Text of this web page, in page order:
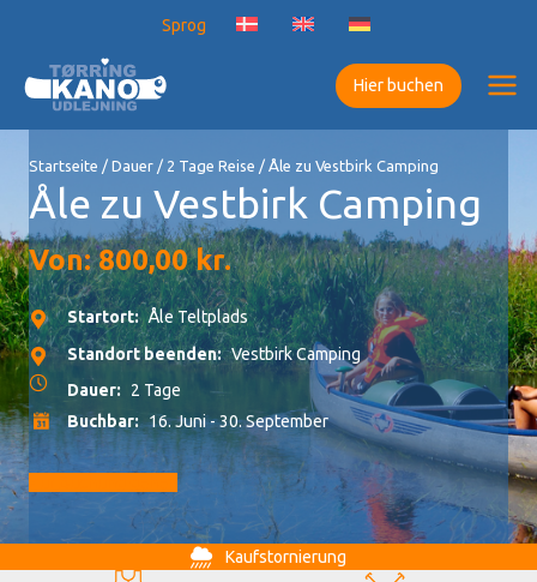
springen
Sprog
Hier buchen
Startseite / Dauer / 2 Tage Reise / Åle zu Vestbirk Camping
Åle zu Vestbirk Camping
Von:800,00kr.
Startort: Åle Teltplads
Standort beenden: Vestbirk Camping
Dauer: 2 Tage
Buchbar: 16. Juni - 30. September
Kaufstornierung